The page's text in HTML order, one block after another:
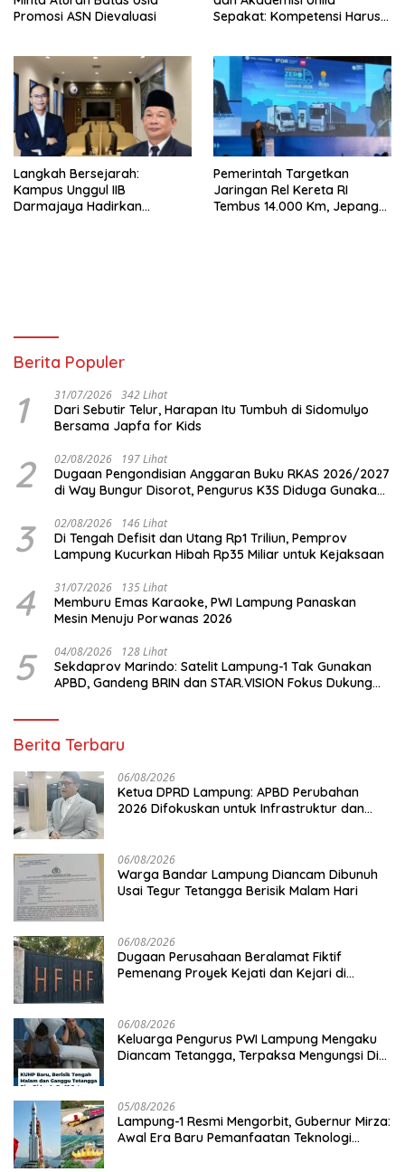
Promosi ASN Dievaluasi
Sepakat: Kompetensi Harus
Langkah Bersejarah:
Kampus Unggul IIB
Darmajaya Hadirkan
Pemerintah Targetkan
Jaringan Rel Kereta RI
Tembus 14.000 Km, Jepang
Berita Populer
1 31/07/2026 342 Lihat
Dari Sebutir Telur, Harapan Itu Tumbuh di Sidomulyo
Bersama Japfa for Kids
2 02/08/2026 197 Lihat
Dugaan Pengondisian Anggaran Buku RKAS 2026/2027
di Way Bungur Disorot, Pengurus K3S Diduga Gunakan
3 02/08/2026 146 Lihat
Di Tengah Defisit dan Utang Rp1 Triliun, Pemprov
Lampung Kucurkan Hibah Rp35 Miliar untuk Kejaksaan
4 31/07/2026 135 Lihat
Memburu Emas Karaoke, PWI Lampung Panaskan
Mesin Menuju Porwanas 2026
5 04/08/2026 128 Lihat
Sekdaprov Marindo: Satelit Lampung-1 Tak Gunakan
APBD, Gandeng BRIN dan STAR.VISION Fokus Dukung
Berita Terbaru
06/08/2026
Ketua DPRD Lampung: APBD Perubahan
2026 Difokuskan untuk Infrastruktur dan
06/08/2026
Warga Bandar Lampung Diancam Dibunuh
Usai Tegur Tetangga Berisik Malam Hari
06/08/2026
Dugaan Perusahaan Beralamat Fiktif
Pemenang Proyek Kejati dan Kejari di
Disorot
06/08/2026
Keluarga Pengurus PWI Lampung Mengaku
Diancam Tetangga, Terpaksa Mengungsi Dini
05/08/2026
Lampung-1 Resmi Mengorbit, Gubernur Mirza:
Awal Era Baru Pemanfaatan Teknologi